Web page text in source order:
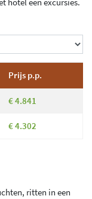
Prijs p.p.
€ 4.841
€ 4.302
ritten in een